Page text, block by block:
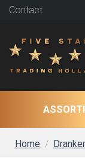
Contact
Home